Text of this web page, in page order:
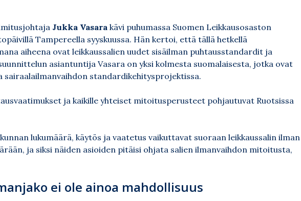
Jukka Vasara kävi puhumassa Suomen Leikkausosaston
Tampereella syyskuussa. Hän kertoi, että tällä hetkellä
aiheena ovat leikkaussalien uudet sisäilman puhtausstandardit ja
asiantuntija Vasara on yksi kolmesta suomalaisesta, jotka ovat
sairaalailmanvaihdon standardikehitysprojektissa.
ja kaikille yhteiset mitoitusperusteet pohjautuvat Ruotsissa
lukumäärä, käytös ja vaatetus vaikuttavat suoraan leikkaussalin ilman
ja siksi näiden asioiden pitäisi ohjata salien ilmanvaihdon mitoitusta,
ei ole ainoa mahdollisuus